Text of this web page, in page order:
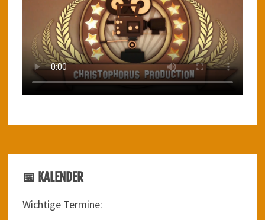
📅 KALENDER
Wichtige Termine: